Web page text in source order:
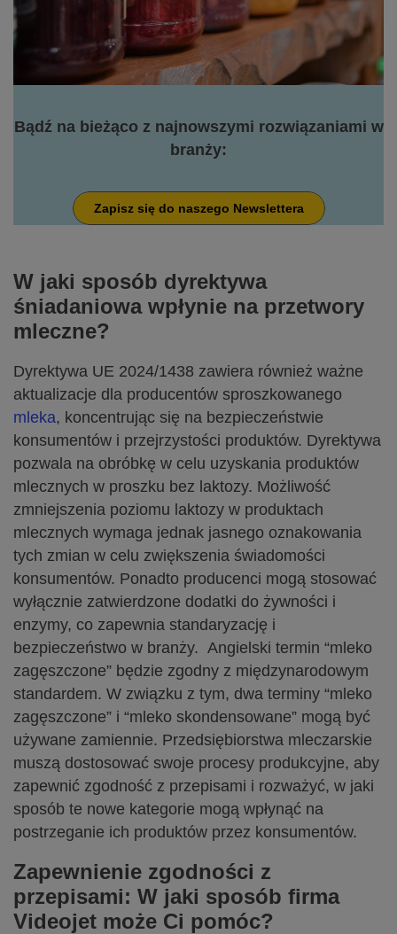
Bądź na bieżąco z najnowszymi rozwiązaniami w
branży:
Zapisz się do naszego Newslettera
W jaki sposób dyrektywa
śniadaniowa wpłynie na przetwory
mleczne?
Dyrektywa UE 2024/1438 zawiera również ważne
aktualizacje dla producentów sproszkowanego
mleka, koncentrując się na bezpieczeństwie
konsumentów i przejrzystości produktów. Dyrektywa
pozwala na obróbkę w celu uzyskania produktów
mlecznych w proszku bez laktozy. Możliwość
zmniejszenia poziomu laktozy w produktach
mlecznych wymaga jednak jasnego oznakowania
tych zmian w celu zwiększenia świadomości
konsumentów. Ponadto producenci mogą stosować
wyłącznie zatwierdzone dodatki do żywności i
enzymy, co zapewnia standaryzację i
bezpieczeństwo w branży. Angielski termin “mleko
zagęszczone” będzie zgodny z międzynarodowym
standardem. W związku z tym, dwa terminy “mleko
zagęszczone” i “mleko skondensowane” mogą być
używane zamiennie. Przedsiębiorstwa mleczarskie
muszą dostosować swoje procesy produkcyjne, aby
zapewnić zgodność z przepisami i rozważyć, w jaki
sposób te nowe kategorie mogą wpłynąć na
postrzeganie ich produktów przez konsumentów.
Zapewnienie zgodności z
przepisami: W jaki sposób firma
Videojet może Ci pomóc?